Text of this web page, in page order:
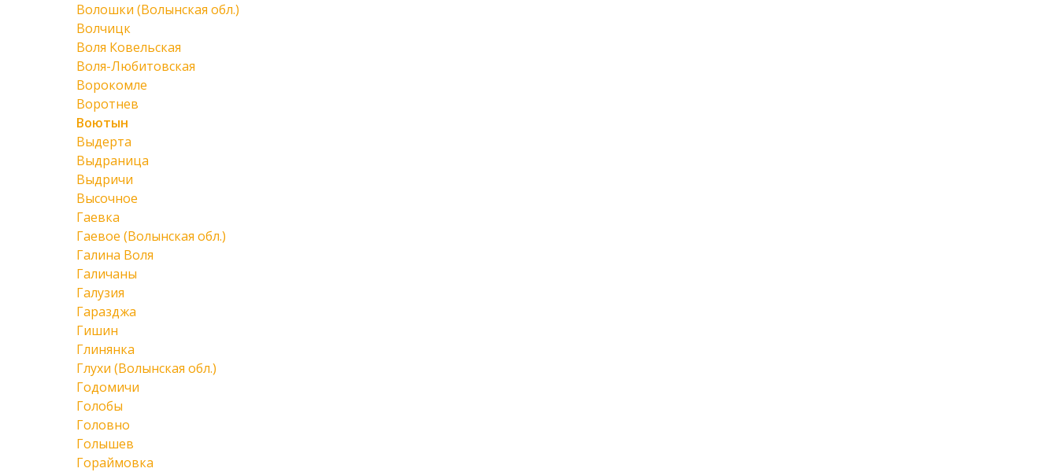
Волошки (Волынская обл.)
Волчицк
Воля Ковельская
Воля-Любитовская
Ворокомле
Воротнев
Воютын
Выдерта
Выдраница
Выдричи
Высочное
Гаевка
Гаевое (Волынская обл.)
Галина Воля
Галичаны
Галузия
Гаразджа
Гишин
Глинянка
Глухи (Волынская обл.)
Годомичи
Голобы
Головно
Голышев
Гораймовка